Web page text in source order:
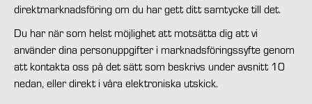
direktmarknadsföring om du har gett ditt samtycke till det.
Du har när som helst möjlighet att motsätta dig att vi
använder dina personuppgifter i marknadsföringssyfte genom
att kontakta oss på det sätt som beskrivs under avsnitt 10
nedan, eller direkt i våra elektroniska utskick.